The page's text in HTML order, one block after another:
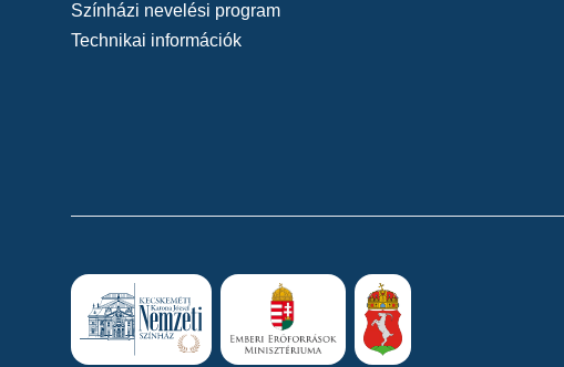
Színházi nevelési program
Technikai információk